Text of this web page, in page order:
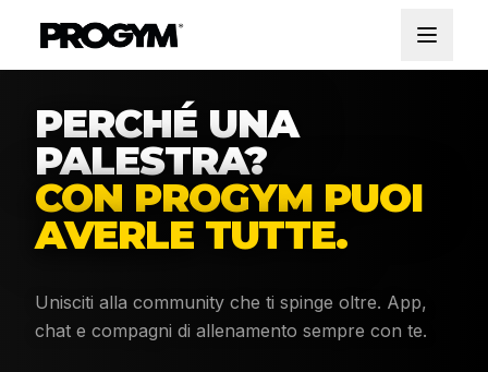
PERCHÉ UNA
PALESTRA?
CON PROGYM PUOI
AVERLE TUTTE.
Unisciti alla community che ti spinge oltre. App,
chat e compagni di allenamento sempre con te.